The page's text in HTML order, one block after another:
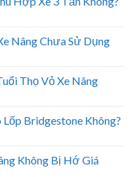
Nâng Chưa Sử Dụng
Thọ Vỏ Xe Nâng
Lốp Bridgestone Không?
Không Bị Hớ Giá